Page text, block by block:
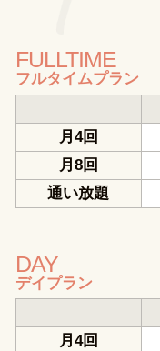
FULLTIME
フルタイムプラン
月4回
月8回
通い放題
DAY
デイプラン
月4回